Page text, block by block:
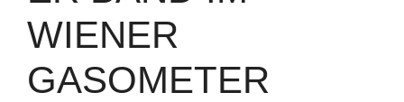
WIENER
GASOMETER